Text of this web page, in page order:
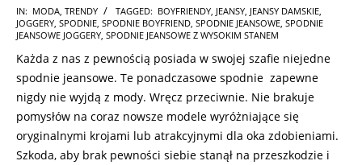
2018-
01-
IN: MODA TRENDY TAGGED: BOYFRIENDY JEANSY JEANSY DAMSKIE
JOGGERY SPODNIE SPODNIE BOYFRIEND SPODNIE JEANSOWE SPODNIE
JEANSOWE JOGGERY SPODNIE JEANSOWE Z WYSOKIM STANEM
Każda z nas z pewnością posiada w swojej szafie niejedne
spodnie jeansowe. Te ponadczasowe spodnie zapewne
nigdy nie wyjdą z mody. Wręcz przeciwnie. Nie brakuje
pomysłów na coraz nowsze modele wyróżniające się
oryginalnymi krojami lub atrakcyjnymi dla oka zdobieniami.
Szkoda, aby brak pewności siebie stanął na przeszkodzie i